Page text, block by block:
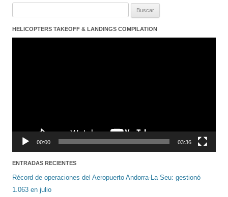
HELICOPTERS TAKEOFF & LANDINGS COMPILATION
00:00 03:36
ENTRADAS RECIENTES
Récord de operaciones del Aeropuerto Andorra-La Seu: gestionó
1.063 en julio